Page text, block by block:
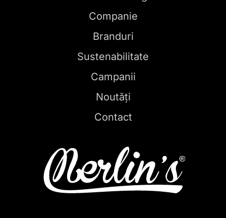
Companie
Branduri
Sustenabilitate
Campanii
Noutăți
Contact